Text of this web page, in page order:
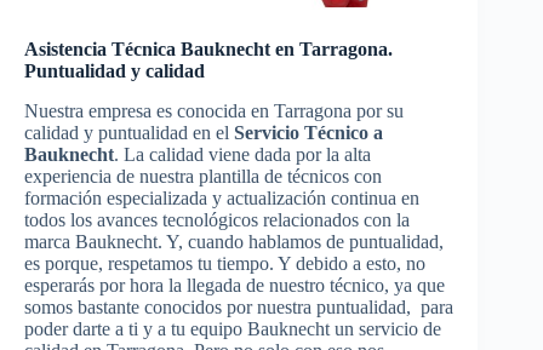
Asistencia Técnica Bauknecht en Tarragona.
Puntualidad y calidad
Nuestra empresa es conocida en Tarragona por su
calidad y puntualidad en el Servicio Técnico a
Bauknecht. La calidad viene dada por la alta
experiencia de nuestra plantilla de técnicos con
formación especializada y actualización continua en
todos los avances tecnológicos relacionados con la
marca Bauknecht. Y, cuando hablamos de puntualidad,
es porque, respetamos tu tiempo. Y debido a esto, no
esperarás por hora la llegada de nuestro técnico, ya que
somos bastante conocidos por nuestra puntualidad, para
poder darte a ti y a tu equipo Bauknecht un servicio de